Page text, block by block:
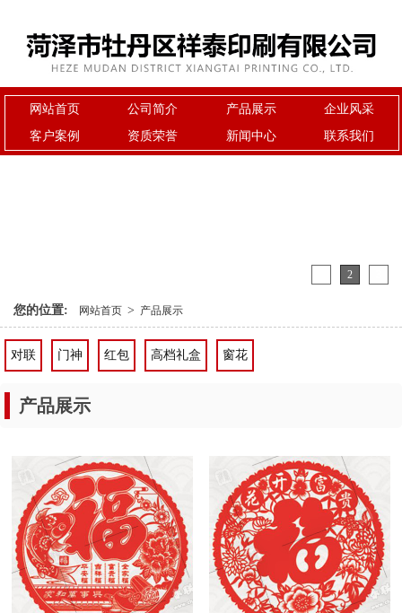
网站首页 公司简介 产品展示
企业风采
客户案例
资质荣誉 新闻中心 联系我们
2
您的位置: 网站首页 > 产品展示
对联 门神 红包 高档礼盒 窗花
产品展示